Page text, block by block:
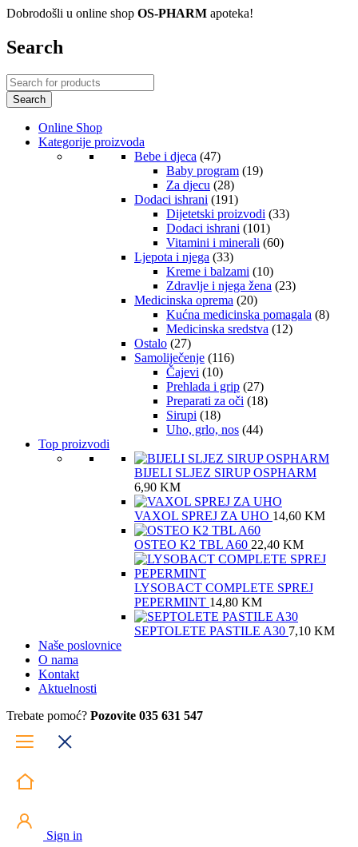
Dobrodošli u online shop OS-PHARM apoteka!
Search
Online Shop
Kategorije proizvoda
Bebe i djeca (47)
Baby program (19)
Za djecu (28)
Dodaci ishrani (191)
Dijetetski proizvodi (33)
Dodaci ishrani (101)
Vitamini i minerali (60)
Ljepota i njega (33)
Kreme i balzami (10)
Zdravlje i njega žena (23)
Medicinska oprema (20)
Kućna medicinska pomagala (8)
Medicinska sredstva (12)
Ostalo (27)
Samoliječenje (116)
Čajevi (10)
Prehlada i grip (27)
Preparati za oči (18)
Sirupi (18)
Uho, grlo, nos (44)
Top proizvodi
BIJELI SLJEZ SIRUP OSPHARM
6,90 KM
VAXOL SPREJ ZA UHO 14,60 KM
OSTEO K2 TBL A60 22,40 KM
LYSOBACT COMPLETE SPREJ
PEPERMINT 14,80 KM
SEPTOLETE PASTILE A30 7,10 KM
Naše poslovnice
O nama
Kontakt
Aktuelnosti
Trebate pomoć? Pozovite 035 631 547
Sign in